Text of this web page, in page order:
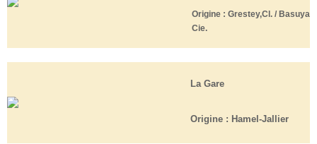
Origine : Grestey,Cl. /
Cie.
La Gare
Origine : Hamel-Jallier